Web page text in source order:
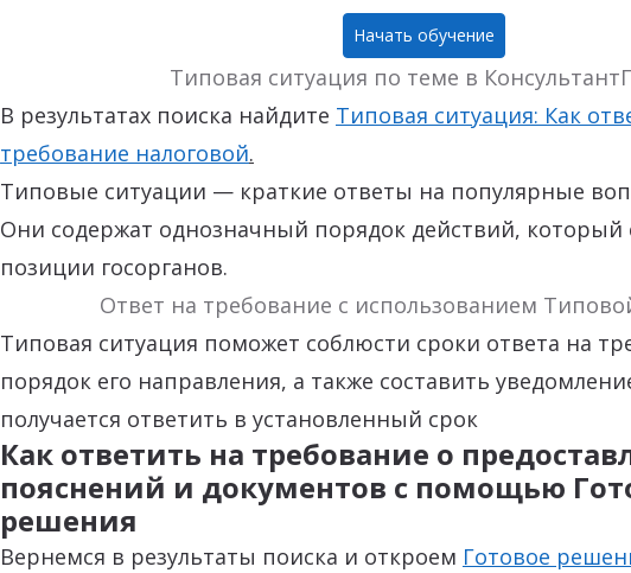
Начать обучение
Типовая ситуация по теме в
В результатах поиска найдите Типовая ситуация: Как
требование налоговой.
Типовые ситуации — краткие ответы на популярные
Они содержат однозначный порядок действий, который
позиции госорганов.
Ответ на требование с использованием
Типовая ситуация поможет соблюсти сроки ответа на
порядок его направления, а также составить
получается ответить в установленный срок
Как ответить на требование о
пояснений и документов с помощью
решения
Вернемся в результаты поиска и откроем Готовое